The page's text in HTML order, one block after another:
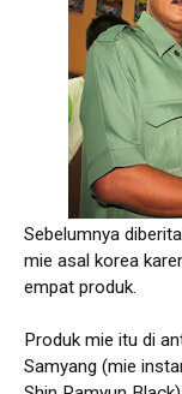
Sebelumnya
mie asal korea
empat produk.
Produk mie itu di
Samyang (mie